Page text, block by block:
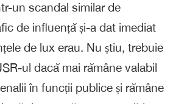
un scandal similar de
de influență și-a dat imediat
de lux erau. Nu știu, trebuie
ul dacă mai rămâne valabil
în funcții publice și rămâne